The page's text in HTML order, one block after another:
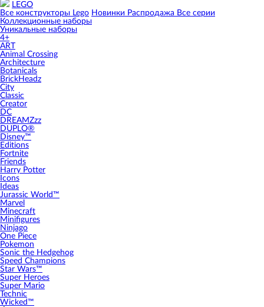
LEGO
Все конструкторы Lego Новинки Распродажа Все серии
Коллекционные наборы
Уникальные наборы
4+
ART
Animal Crossing
Architecture
Botanicals
BrickHeadz
City
Classic
Creator
DC
DREAMZzz
DUPLO®
Disney™
Editions
Fortnite
Friends
Harry Potter
Icons
Ideas
Jurassic World™
Marvel
Minecraft
Minifigures
Ninjago
One Piece
Pokemon
Sonic the Hedgehog
Speed Champions
Star Wars™
Super Heroes
Super Mario
Technic
Wicked™